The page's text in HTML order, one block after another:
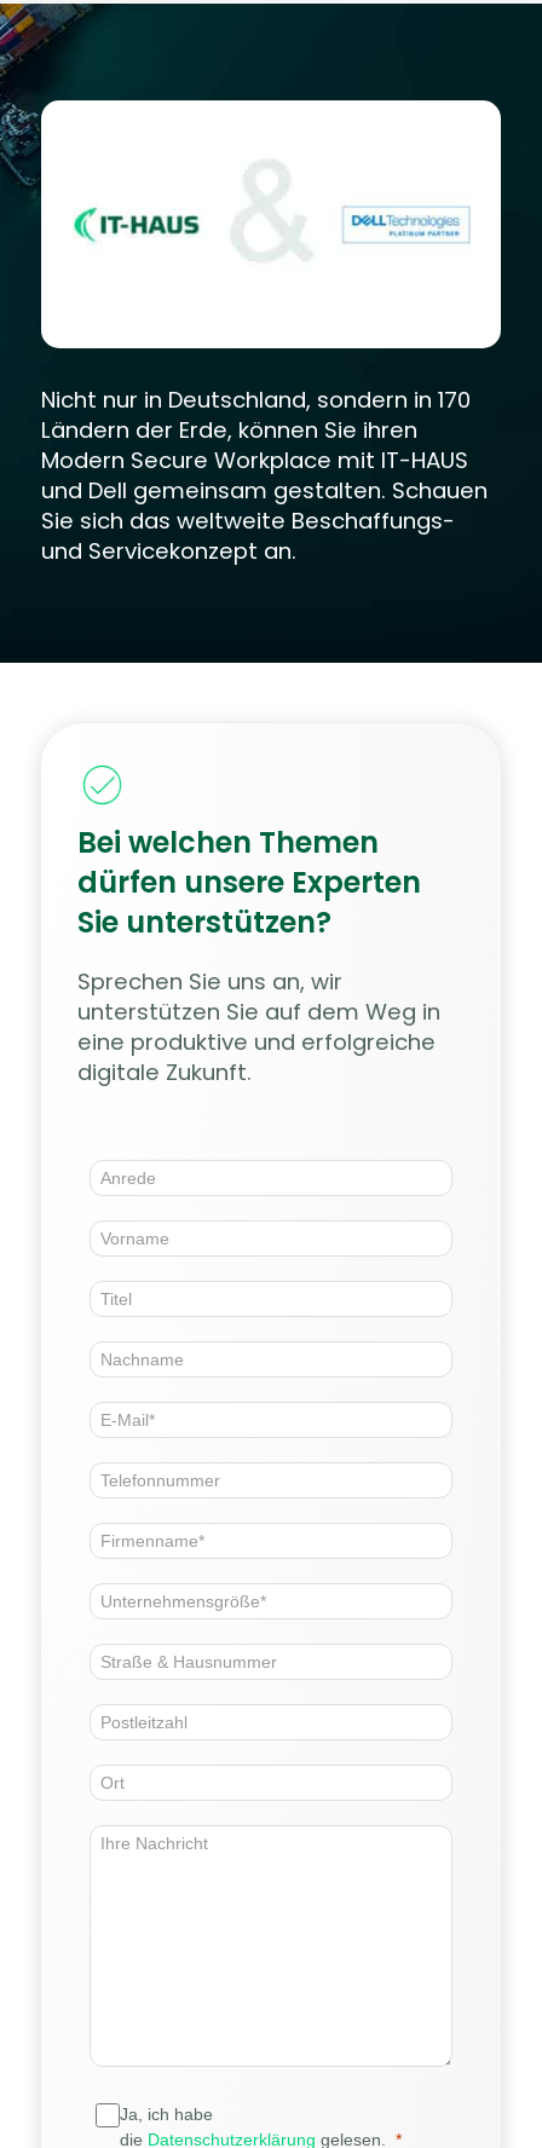
Nicht nur in Deutschland, sondern in 170
Ländern der Erde, können Sie ihren
Modern Secure Workplace mit IT-HAUS
und Dell gemeinsam gestalten. Schauen
Sie sich das weltweite Beschaffungs-
und Servicekonzept an.
Bei welchen Themen
dürfen unsere Experten
Sie unterstützen?
Sprechen Sie uns an, wir
unterstützen Sie auf dem Weg in
eine produktive und erfolgreiche
digitale Zukunft.
Ja, ich habe
die Datenschutzerklärung gelesen.